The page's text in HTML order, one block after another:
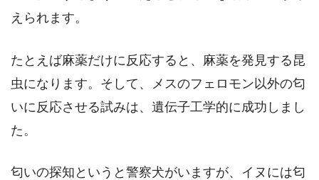
えられます。
たとえば麻薬だけに反応すると、麻薬を発見する昆
虫になります。そして、メスのフェロモン以外の匂
いに反応させる試みは、遺伝子工学的に成功しまし
た。
匂いの探知というと警察犬がいますが、イヌには匂